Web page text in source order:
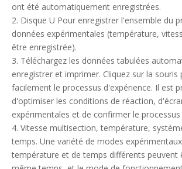
ont été automatiquement enregistrées.
2. Disque U Pour enregistrer l'ensemble du
données expérimentales (température,
être enregistrée).
3. Téléchargez les données tabulées
enregistrer et imprimer. Cliquez sur la
facilement le processus d'expérience. Il est
d'optimiser les conditions de réaction,
expérimentales et de confirmer le
4. Vitesse multisection, température,
temps. Une variété de modes
température et de temps différents peuvent